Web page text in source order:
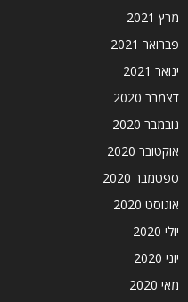
מרץ 2021
פברואר 2021
ינואר 2021
דצמבר 2020
נובמבר 2020
אוקטובר 2020
ספטמבר 2020
אוגוסט 2020
יולי 2020
יוני 2020
מאי 2020